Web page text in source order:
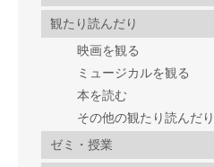
観たり読んだり
映画を観る
ミュージカルを観る
本を読む
その他の観たり読んだり
ゼミ・授業